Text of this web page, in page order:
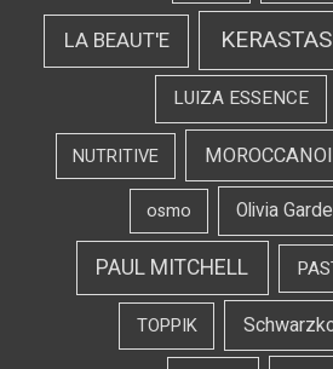
LA BEAUT'E
LUIZA ESSENCE
NUTRITIVE
Olivia
osmo
PAUL MITCHELL
TOPPIK